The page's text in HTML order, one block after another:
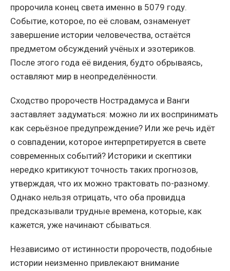
пророчила конец света именно в 5079 году.
Событие, которое, по её словам, ознаменует
завершение истории человечества, остаётся
предметом обсуждений учёных и эзотериков.
После этого года её видения, будто обрываясь,
оставляют мир в неопределённости.
Сходство пророчеств Нострадамуса и Ванги
заставляет задуматься: можно ли их воспринимать
как серьёзное предупреждение? Или же речь идёт
о совпадении, которое интерпретируется в свете
современных событий? Историки и скептики
нередко критикуют точность таких прогнозов,
утверждая, что их можно трактовать по-разному.
Однако нельзя отрицать, что оба провидца
предсказывали трудные времена, которые, как
кажется, уже начинают сбываться.
Независимо от истинности пророчеств, подобные
истории неизменно привлекают внимание